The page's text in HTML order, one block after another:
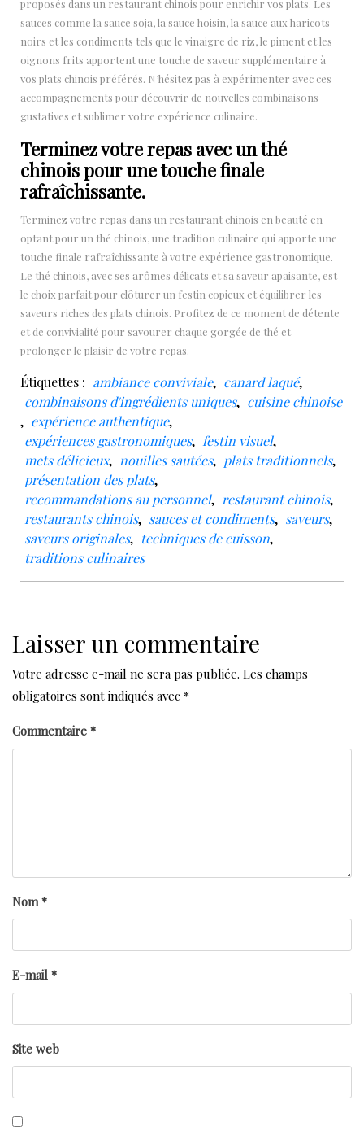
proposés dans un restaurant chinois pour enrichir vos plats. Les
sauces comme la sauce soja, la sauce hoisin, la sauce aux haricots
noirs et les condiments tels que le vinaigre de riz, le piment et les
oignons frits apportent une touche de saveur supplémentaire à
vos plats chinois préférés. N’hésitez pas à expérimenter avec ces
accompagnements pour découvrir de nouvelles combinaisons
gustatives et sublimer votre expérience culinaire.
Terminez votre repas avec un thé
chinois pour une touche finale
rafraîchissante.
Terminez votre repas dans un restaurant chinois en beauté en
optant pour un thé chinois, une tradition culinaire qui apporte une
touche finale rafraîchissante à votre expérience gastronomique.
Le thé chinois, avec ses arômes délicats et sa saveur apaisante, est
le choix parfait pour clôturer un festin copieux et équilibrer les
saveurs riches des plats chinois. Profitez de ce moment de détente
et de convivialité pour savourer chaque gorgée de thé et
prolonger le plaisir de votre repas.
Étiquettes : ambiance conviviale, canard laqué,
combinaisons d'ingrédients uniques, cuisine chinoise
, expérience authentique,
expériences gastronomiques, festin visuel,
mets délicieux, nouilles sautées, plats traditionnels,
présentation des plats,
recommandations au personnel, restaurant chinois,
restaurants chinois, sauces et condiments, saveurs,
saveurs originales, techniques de cuisson,
traditions culinaires
Laisser un commentaire
Votre adresse e-mail ne sera pas publiée. Les champs
obligatoires sont indiqués avec *
Commentaire *
Nom *
E-mail *
Site web